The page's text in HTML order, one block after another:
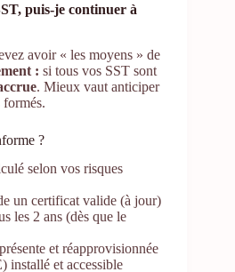
puis-je continuer à
avoir « les moyens » de
: si tous vos SST sont
. Mieux vaut anticiper
formés.
?
selon vos risques
un certificat valide (à jour)
les 2 ans (dès que le
et réapprovisionnée
et accessible